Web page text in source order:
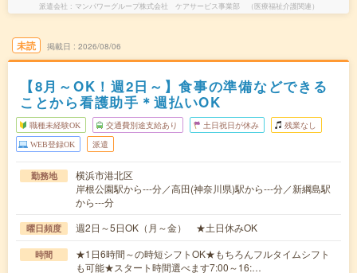
派遣会社 マンパワーグループ株式会社 ケアサービス事業部 （医療福祉介護関連）
未読 掲載日 2026/08/06
【8月～OK！週2日～】食事の準備などできる
ことから看護助手＊週払いOK
職種未経験OK 交通費別途支給あり 土日祝日が休み 残業なし
WEB登録OK 派遣
勤務地
横浜市港北区
岸根公園駅から---分／高田(神奈川県)駅から---分／新綱島駅
から---分
曜日頻度 週2日～5日OK（月～金） ★土日休みOK
時間
★1日6時間～の時短シフトOK★もちろんフルタイムシフト
も可能★スタート時間選べます7:00～16:…